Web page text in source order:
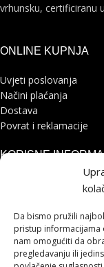
Da bismo pružili
pristup informacijama
nam omogućiti da
pregledavanju ili
vrhunsku, certificiranu
ONLINE KUPNJA
Uvjeti poslovanja
Načini plaćanja
Dostava
Povrat i reklamacije
KORISNE
Zaštita osobnih
Pohvale i prigovori
Platforma za online
STRANICE